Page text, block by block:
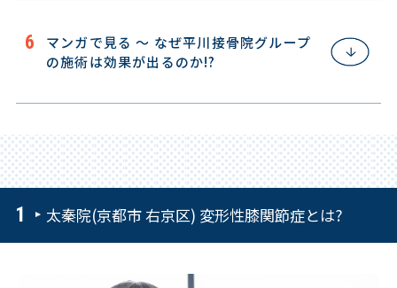
マンガで見る 〜 なぜ平川接骨院グループ
の施術は効果が出るのか!?
太秦院(京都市 右京区) 変形性膝関節症とは?